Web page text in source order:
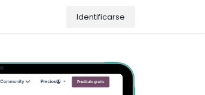
Identificarse